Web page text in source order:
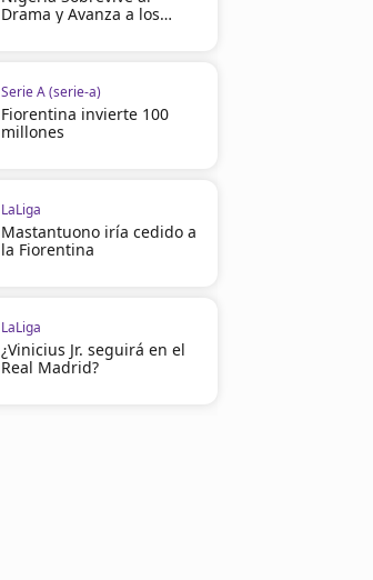
Drama y Avanza a los
Serie A (serie-a)
Fiorentina invierte 100
millones
LaLiga
Mastantuono iría cedido a
la Fiorentina
LaLiga
¿Vinicius Jr. seguirá en el
Real Madrid?